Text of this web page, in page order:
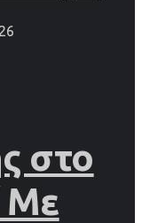
στο
Με